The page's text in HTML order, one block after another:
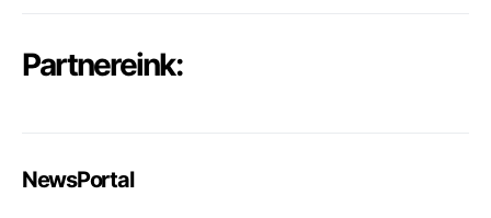
Partnereink:
NewsPortal